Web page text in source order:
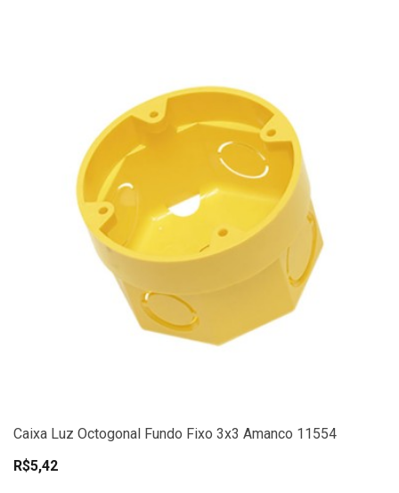
Caixa Luz Octogonal Fundo Fixo 3x3 Amanco 11554
R$5,42